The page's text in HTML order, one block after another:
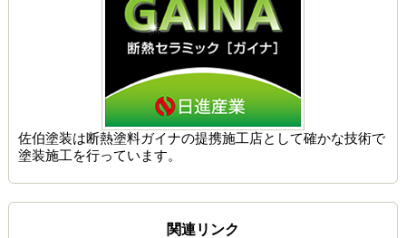
佐伯塗装は断熱塗料ガイナの提携施工店として確かな技術で
塗装施工を行っています。
関連リンク